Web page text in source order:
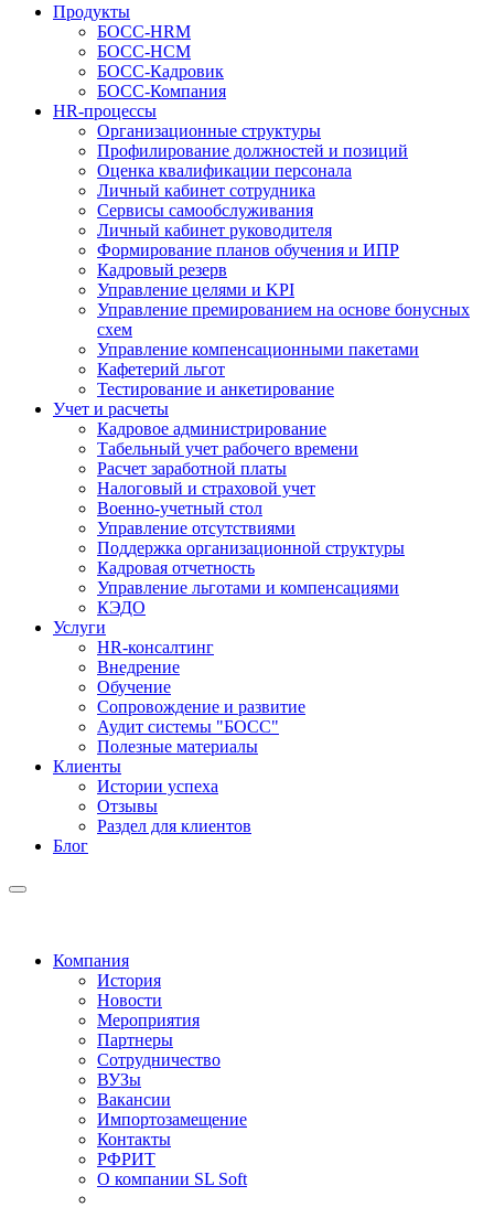
Продукты
БОСС-HRM
БОСС-HCM
БОСС-Кадровик
БОСС-Компания
HR-процессы
Организационные структуры
Профилирование должностей и позиций
Оценка квалификации персонала
Личный кабинет сотрудника
Сервисы самообслуживания
Личный кабинет руководителя
Формирование планов обучения и ИПР
Кадровый резерв
Управление целями и KPI
Управление премированием на основе бонусных
схем
Управление компенсационными пакетами
Кафетерий льгот
Тестирование и анкетирование
Учет и расчеты
Кадровое администрирование
Табельный учет рабочего времени
Расчет заработной платы
Налоговый и страховой учет
Военно-учетный стол
Управление отсутствиями
Поддержка организационной структуры
Кадровая отчетность
Управление льготами и компенсациями
КЭДО
Услуги
HR-консалтинг
Внедрение
Обучение
Сопровождение и развитие
Аудит системы "БОСС"
Полезные материалы
Клиенты
Истории успеха
Отзывы
Раздел для клиентов
Блог
Компания
История
Новости
Мероприятия
Партнеры
Сотрудничество
ВУЗы
Вакансии
Импортозамещение
Контакты
РФРИТ
О компании SL Soft